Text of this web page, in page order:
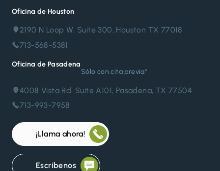
Oficina de Houston
2190 N Loop W, Suite 300, Houston TX 77018
713-568-5381
Oficina de Pasadena
Sólo con cita previa*
4008 Vista Rd. Suite A101, Pasadena, TX 77504
713-993-7958
¡Llama ahora!
Escríbenos